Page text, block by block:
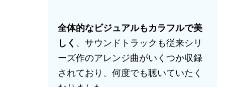
全体的なビジュアルもカラフルで美
しく 、サウンドトラックも従来シリ
ーズ作のアレンジ曲がいくつか収録
されており、何度でも聴いていたく